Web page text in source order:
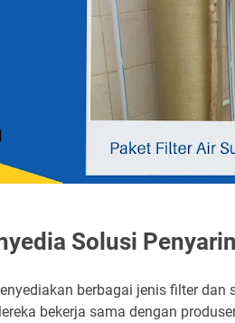
Solusi
berbagai jenis filter dan
bekerja sama dengan